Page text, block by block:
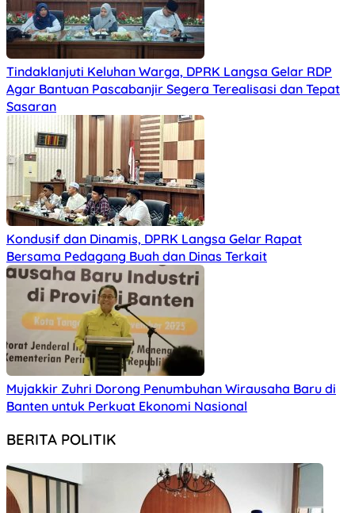
Tindaklanjuti Keluhan Warga, DPRK Langsa Gelar RDP
Agar Bantuan Pascabanjir Segera Terealisasi dan Tepat
Sasaran
Kondusif dan Dinamis, DPRK Langsa Gelar Rapat
Bersama Pedagang Buah dan Dinas Terkait
Mujakkir Zuhri Dorong Penumbuhan Wirausaha Baru di
Banten untuk Perkuat Ekonomi Nasional
BERITA POLITIK